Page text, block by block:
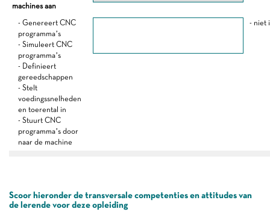
machines aan
- Genereert CNC
programma’s
- Simuleert CNC
programma’s
- Definieert
gereedschappen
- Stelt
voedingssnelheden
en toerental in
- Stuurt CNC
programma’s door
naar de machine
- niet
Scoor hieronder de transversale competenties en attitudes van
de lerende voor deze opleiding